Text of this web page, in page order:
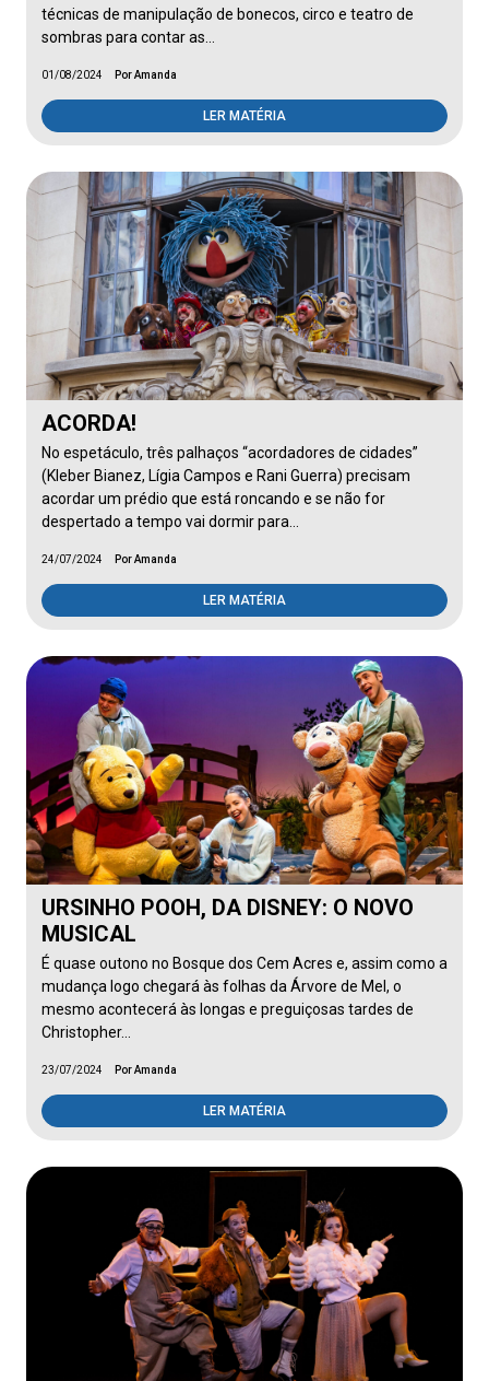
técnicas de manipulação de bonecos, circo e teatro de
sombras para contar as…
01/08/2024 Por Amanda
LER MATÉRIA
ACORDA!
No espetáculo, três palhaços “acordadores de cidades”
(Kleber Bianez, Lígia Campos e Rani Guerra) precisam
acordar um prédio que está roncando e se não for
despertado a tempo vai dormir para…
24/07/2024 Por Amanda
LER MATÉRIA
URSINHO POOH, DA DISNEY: O NOVO
MUSICAL
É quase outono no Bosque dos Cem Acres e, assim como a
mudança logo chegará às folhas da Árvore de Mel, o
mesmo acontecerá às longas e preguiçosas tardes de
Christopher…
23/07/2024 Por Amanda
LER MATÉRIA